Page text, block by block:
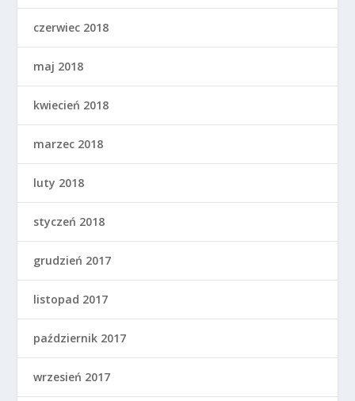
czerwiec 2018
maj 2018
kwiecień 2018
marzec 2018
luty 2018
styczeń 2018
grudzień 2017
listopad 2017
październik 2017
wrzesień 2017